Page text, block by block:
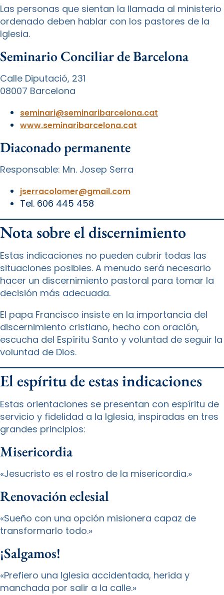
Las personas que sientan la llamada al ministerio
ordenado deben hablar con los pastores de la
Iglesia.
Seminario Conciliar de Barcelona
Calle Diputació, 231
08007 Barcelona
seminari@seminaribarcelona.cat
www.seminaribarcelona.cat
Diaconado permanente
Responsable: Mn. Josep Serra
jserracolomer@gmail.com
Tel. 606 445 458
Nota sobre el discernimiento
Estas indicaciones no pueden cubrir todas las
situaciones posibles. A menudo será necesario
hacer un discernimiento pastoral para tomar la
decisión más adecuada.
El papa Francisco insiste en la importancia del
discernimiento cristiano, hecho con oración,
escucha del Espíritu Santo y voluntad de seguir la
voluntad de Dios.
El espíritu de estas indicaciones
Estas orientaciones se presentan con espíritu de
servicio y fidelidad a la Iglesia, inspiradas en tres
grandes principios:
Misericordia
«Jesucristo es el rostro de la misericordia.»
Renovación eclesial
«Sueño con una opción misionera capaz de
transformarlo todo.»
¡Salgamos!
«Prefiero una Iglesia accidentada, herida y
manchada por salir a la calle.»